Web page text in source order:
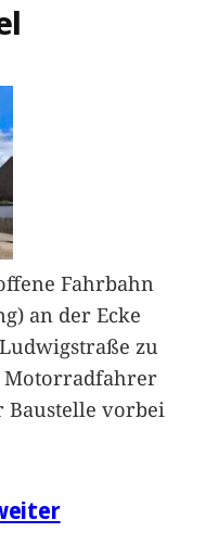
Fahrbahn
an der Ecke
zu
Motorradfahrer
Baustelle vorbei